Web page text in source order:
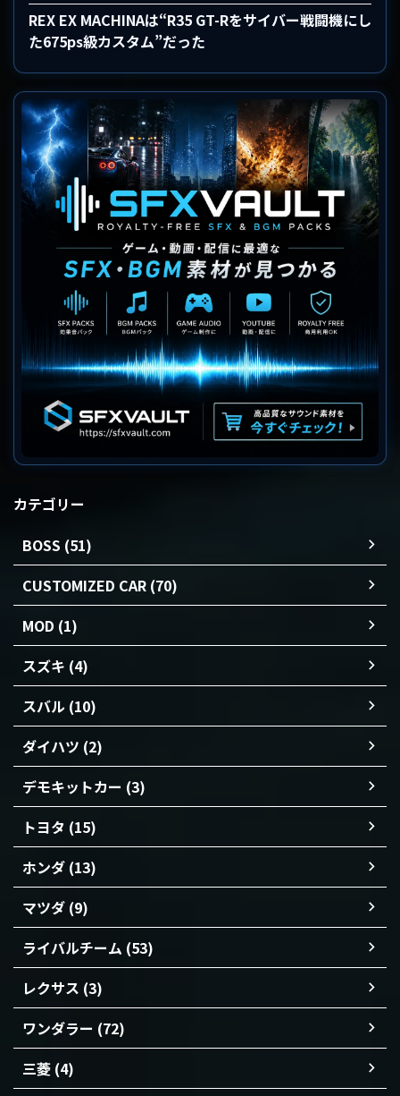
REX EX MACHINAは“R35 GT-Rをサイバー戦闘機にし
た675ps級カスタム”だった
カテゴリー
BOSS (51)
CUSTOMIZED CAR (70)
MOD (1)
スズキ (4)
スバル (10)
ダイハツ (2)
デモキットカー (3)
トヨタ (15)
ホンダ (13)
マツダ (9)
ライバルチーム (53)
レクサス (3)
ワンダラー (72)
三菱 (4)